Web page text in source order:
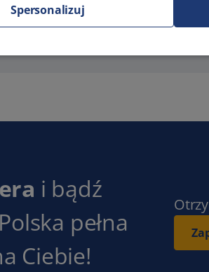
i bądź
pełna
Ciebie!
Spersonalizuj